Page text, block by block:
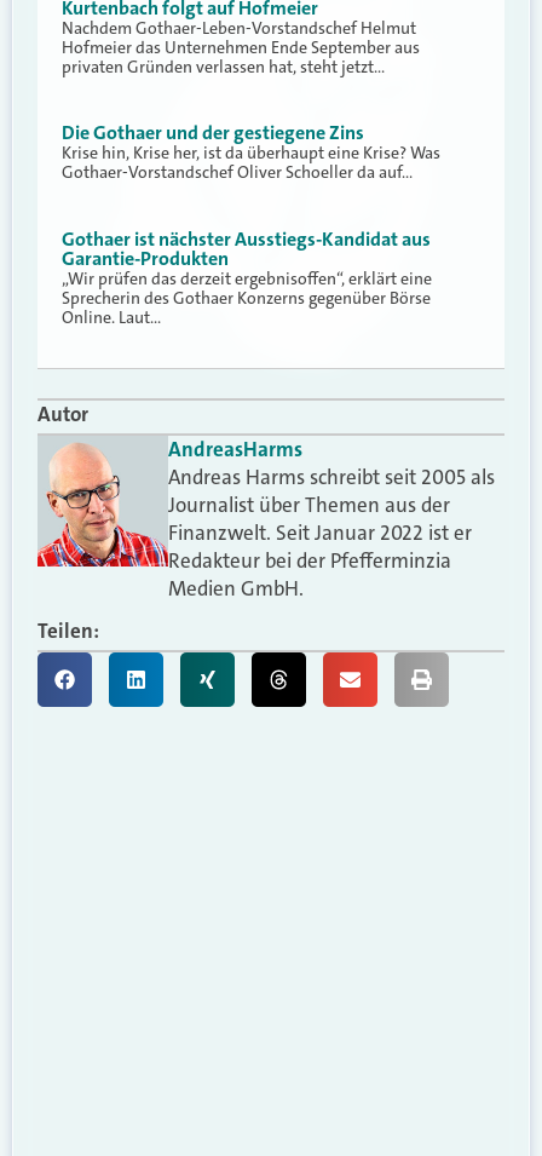
Kurtenbach folgt auf Hofmeier
Nachdem Gothaer-Leben-Vorstandschef Helmut
Hofmeier das Unternehmen Ende September aus
privaten Gründen verlassen hat, steht jetzt…
Die Gothaer und der gestiegene Zins
Krise hin, Krise her, ist da überhaupt eine Krise? Was
Gothaer-Vorstandschef Oliver Schoeller da auf…
Gothaer ist nächster Ausstiegs-Kandidat aus
Garantie-Produkten
„Wir prüfen das derzeit ergebnisoffen“, erklärt eine
Sprecherin des Gothaer Konzerns gegenüber Börse
Online. Laut…
Autor
AndreasHarms
Andreas Harms schreibt seit 2005 als
Journalist über Themen aus der
Finanzwelt. Seit Januar 2022 ist er
Redakteur bei der Pfefferminzia
Medien GmbH.
Teilen: